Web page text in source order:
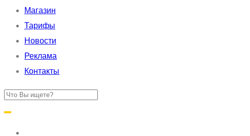
Магазин
Тарифы
Новости
Реклама
Контакты